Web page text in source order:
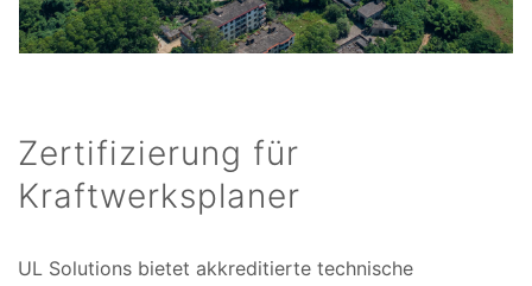
Zertifizierung für
Kraftwerksplaner
UL Solutions bietet akkreditierte technische